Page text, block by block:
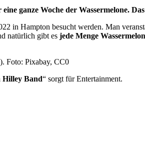
ganze Woche der Wassermelone.
in Hampton besucht werden. Man
natürlich gibt es jede Menge
Foto: Pixabay, CC0
Hilley Band“ sorgt für Entertainment.